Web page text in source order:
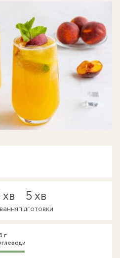
хв 5 хв
підготовки
г